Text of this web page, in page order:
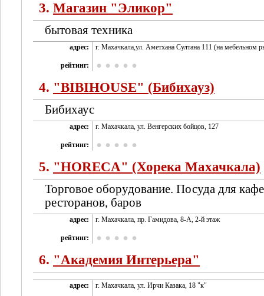
3. Магазин "Эликор"
бытовая техника
адрес: г. Махачкала,ул. Аметхана Султана 111 (на мебельном
рейтинг:
4. "BIBIHOUSE" (Бибихауз)
Бибихаус
адрес: г. Махачкала, ул. Венгерских бойцов, 127
рейтинг:
5. "HORECA" (Хорека Махачкала)
Торговое оборудование. Посуда для
ресторанов, баров
адрес: г. Махачкала, пр. Гамидова, 8-А, 2-й этаж
рейтинг:
6. "Академия Интерьера"
адрес: г. Махачкала, ул. Ирчи Казака, 18 "к"